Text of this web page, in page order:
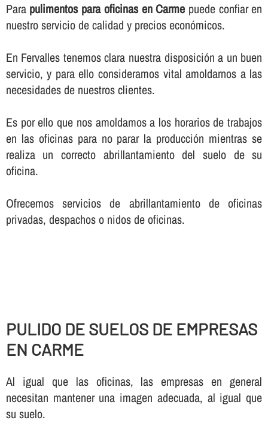
Para pulimentos para oficinas en Carme puede confiar en
nuestro servicio de calidad y precios económicos.
En Fervalles tenemos clara nuestra disposición a un buen
servicio, y para ello consideramos vital amoldarnos a las
necesidades de nuestros clientes.
Es por ello que nos amoldamos a los horarios de trabajos
en las oficinas para no parar la producción mientras se
realiza un correcto abrillantamiento del suelo de su
oficina.
Ofrecemos servicios de abrillantamiento de oficinas
privadas, despachos o nidos de oficinas.
PULIDO DE SUELOS DE EMPRESAS
EN CARME
Al igual que las oficinas, las empresas en general
necesitan mantener una imagen adecuada, al igual que
su suelo.